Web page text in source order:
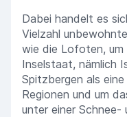
Dabei handelt es
Vielzahl
wie die Lofoten, um
Inselstaat, nämlich
Spitzbergen als
Regionen und um
unter einer Schnee-